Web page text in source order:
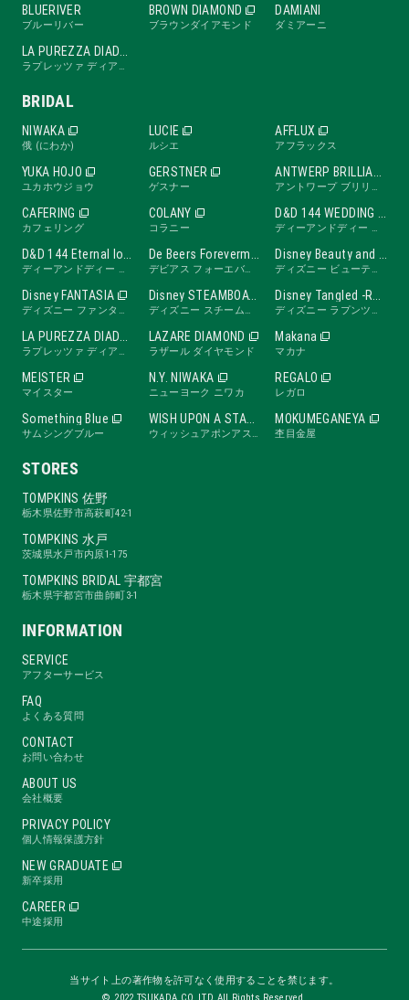
BLUERIVER
ブルーリバー
BROWN DIAMOND
ブラウンダイアモンド
DAMIANI
ダミアーニ
LA PUREZZA DIADE
BRIDAL
NIWAKA
俄 (にわか)
LUCIE
ルシエ
AFFLUX
アフラックス
YUKA HOJO
ユカホウジョウ
GERSTNER
ゲスナー
ANTWERP BRILLIANT
CAFERING
カフェリング
COLANY
コラニー
D&D 144 WEDDING BAND
D&D 144 Eternal love band De Beers Forevermark Disney Beauty and the Beast -ROSE Line-
Disney FANTASIA Disney STEAMBOAT WILLIE Disney Tangled -RAPUNZEL Collection-
LA PUREZZA DIADE LAZARE DIAMOND
ラザール ダイヤモンド
Makana
マカナ
MEISTER
マイスター
N.Y. NIWAKA
ニューヨーク ニワカ
REGALO
レガロ
Something Blue
サムシングブルー
WISH UPON A STAR MOKUMEGANEYA
杢目金屋
STORES
TOMPKINS 佐野
栃木県佐野市高萩町42-1
TOMPKINS 水戸
茨城県水戸市内原1-175
TOMPKINS BRIDAL 宇都宮
栃木県宇都宮市曲師町3-1
INFORMATION
SERVICE
アフターサービス
FAQ
よくある質問
CONTACT
お問い合わせ
ABOUT US
会社概要
PRIVACY POLICY
個人情報保護方針
NEW GRADUATE
新卒採用
CAREER
中途採用
当サイト上の著作物を許可なく使用することを禁じます。
© 2022 TSUKADA.CO.,LTD All Rights Reserved.